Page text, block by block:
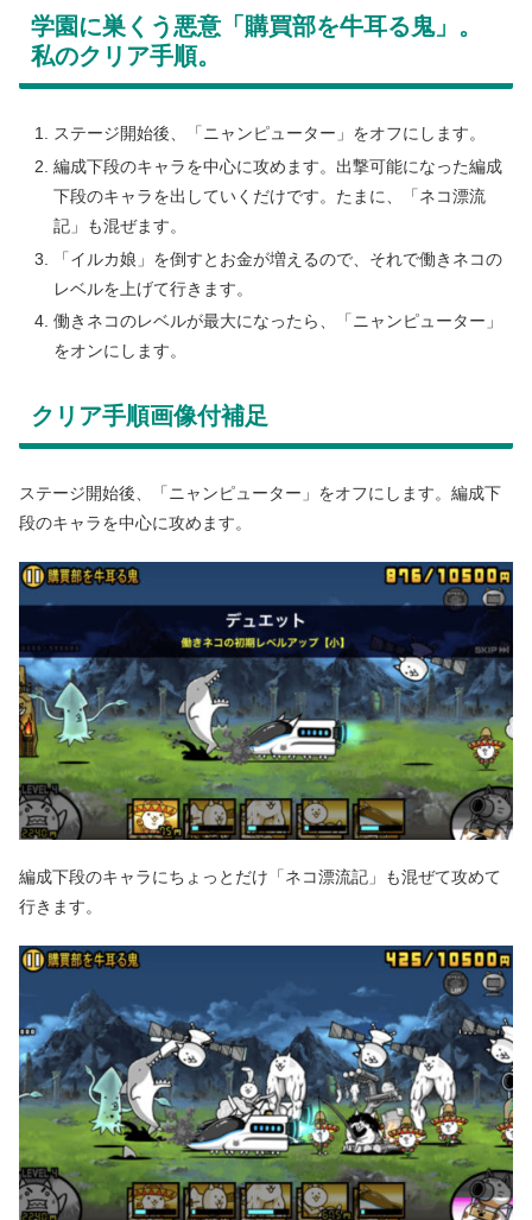
学園に巣くう悪意「購買部を牛耳る鬼」。
私のクリア手順。
ステージ開始後、「ニャンピューター」をオフにします。
編成下段のキャラを中心に攻めます。出撃可能になった編成
下段のキャラを出していくだけです。たまに、「ネコ漂流
記」も混ぜます。
「イルカ娘」を倒すとお金が増えるので、それで働きネコの
レベルを上げて行きます。
働きネコのレベルが最大になったら、「ニャンピューター」
をオンにします。
クリア手順画像付補足
ステージ開始後、「ニャンピューター」をオフにします。編成下
段のキャラを中心に攻めます。
編成下段のキャラにちょっとだけ「ネコ漂流記」も混ぜて攻めて
行きます。